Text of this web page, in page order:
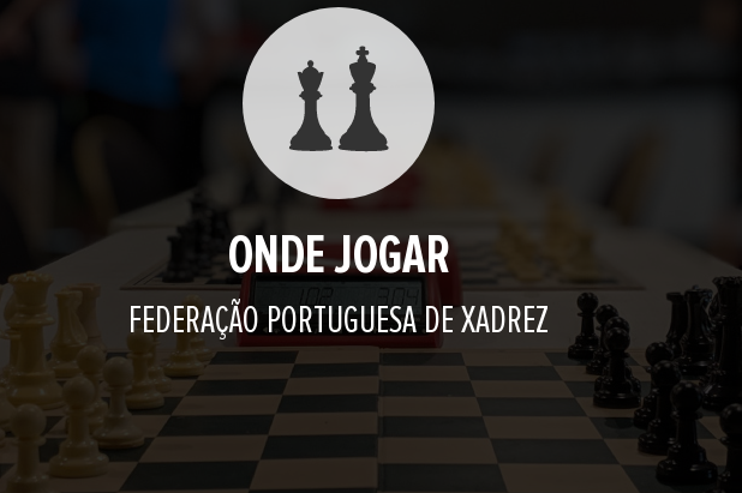
ONDE JOGAR
FEDERAÇÃO PORTUGUESA DE XADREZ